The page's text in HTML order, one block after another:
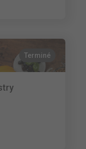
Terminé